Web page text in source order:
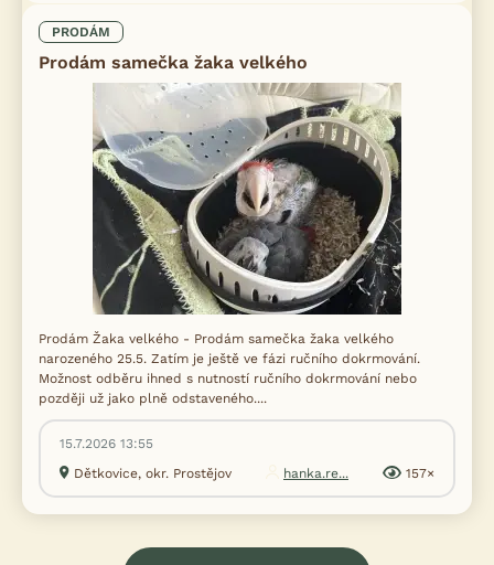
PRODÁM
Prodám samečka žaka velkého
Prodám Žaka velkého - Prodám samečka žaka velkého
narozeného 25.5. Zatím je ještě ve fázi ručního dokrmování.
Možnost odběru ihned s nutností ručního dokrmování nebo
později už jako plně odstaveného....
15.7.2026 13:55
Dětkovice, okr. Prostějov
hanka.re... 157×